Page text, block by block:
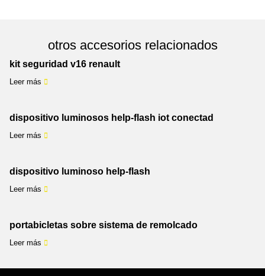
otros accesorios relacionados
kit seguridad v16 renault
Leer más
dispositivo luminosos help-flash iot conectad
Leer más
dispositivo luminoso help-flash
Leer más
portabicletas sobre sistema de remolcado
Leer más